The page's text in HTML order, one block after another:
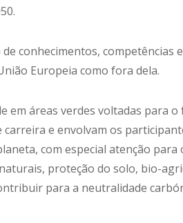
conhecimentos, competências
Europeia como fora dela.
em áreas verdes voltadas para
e envolvam os
com especial atenção para
proteção do solo, bio-
para a neutralidade